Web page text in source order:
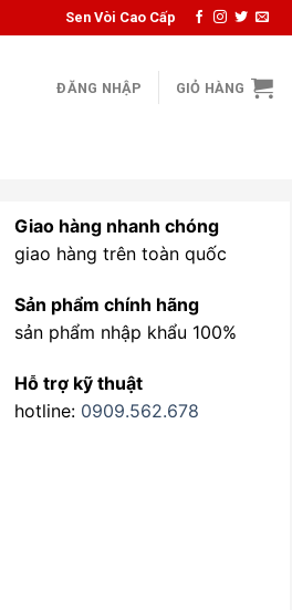
Sen Vòi Cao Cấp
ĐĂNG NHẬP GIỎ HÀNG
Giao hàng nhanh chóng
giao hàng trên toàn quốc
Sản phẩm chính hãng
sản phẩm nhập khẩu 100%
Hỗ trợ kỹ thuật
hotline: 0909.562.678